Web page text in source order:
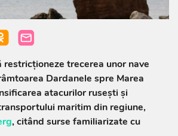
restricționeze trecerea unor nave
Dardanele spre Marea
atacurilor rusești și
maritim din regiune,
, citând surse familiarizate cu